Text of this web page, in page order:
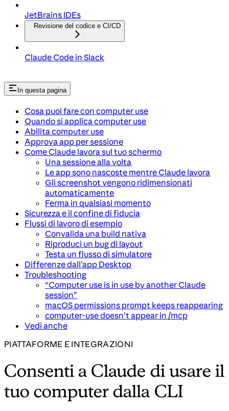
JetBrains IDEs
Revisione del codice e CI/CD
Claude Code in Slack
In questa pagina
Cosa puoi fare con computer use
Quando si applica computer use
Abilita computer use
Approva app per sessione
Come Claude lavora sul tuo schermo
Una sessione alla volta
Le app sono nascoste mentre Claude lavora
Gli screenshot vengono ridimensionati
automaticamente
Ferma in qualsiasi momento
Sicurezza e il confine di fiducia
Flussi di lavoro di esempio
Convalida una build nativa
Riproduci un bug di layout
Testa un flusso di simulatore
Differenze dall’app Desktop
Troubleshooting
“Computer use is in use by another Claude
session”
macOS permissions prompt keeps reappearing
computer-use doesn’t appear in /mcp
Vedi anche
PIATTAFORME E INTEGRAZIONI
Consenti a Claude di usare il
tuo computer dalla CLI